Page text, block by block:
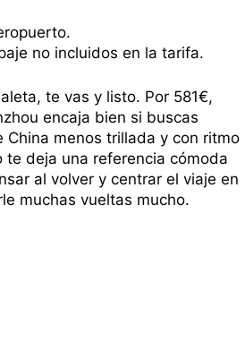
no incluidos en la tarifa.
te vas y listo. Por 581€,
encaja bien si buscas
China menos trillada y con ritmo
te deja una referencia cómoda
al volver y centrar el viaje en
muchas vueltas mucho.